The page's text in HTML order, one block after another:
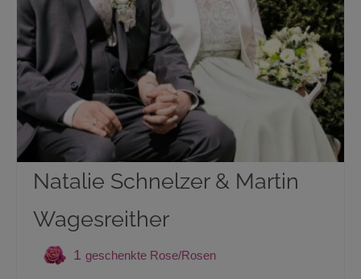
Natalie Schnelzer & Martin
Wagesreither
1